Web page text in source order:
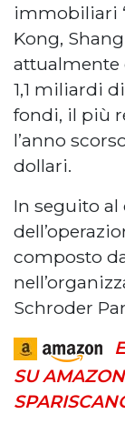
immobiliari
Kong,
attualmente
1,1 miliardi
fondi, il più
l’anno
dollari.
In seguito
composto
Schroder
SU